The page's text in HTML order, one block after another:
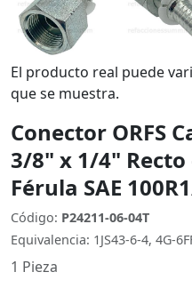
El producto real puede
que se muestra.
Conector ORFS
3/8" x 1/4" Recto
Férula SAE
Código: P24211-06-04T
Equivalencia: 1JS43-6-4, 4G-
1 Pieza